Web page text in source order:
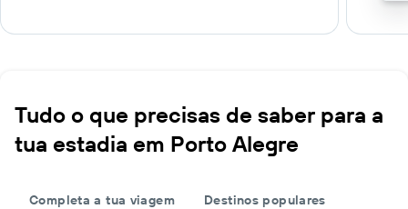
Tudo o que precisas de saber para a
tua estadia em Porto Alegre
Completa a tua viagem Destinos populares